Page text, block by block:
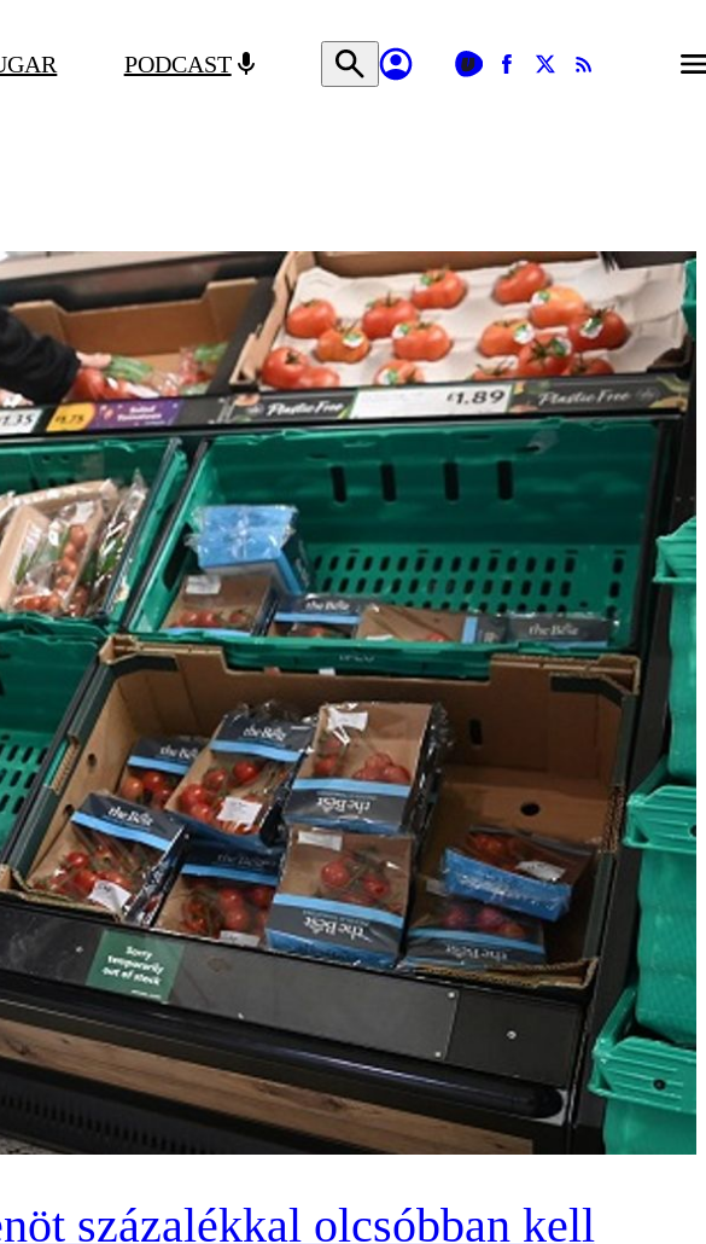
PODCAST
százalékkal olcsóbban kell